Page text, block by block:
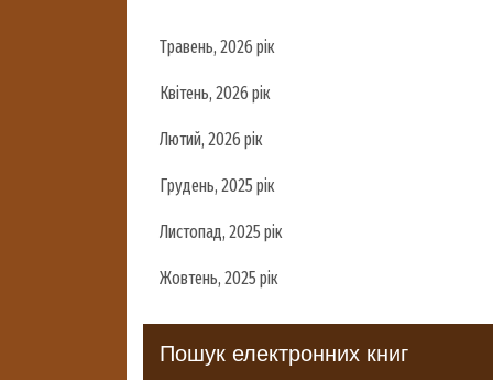
Травень, 2026 рік
Квітень, 2026 рік
Лютий, 2026 рік
Грудень, 2025 рік
Листопад, 2025 рік
Жовтень, 2025 рік
Пошук електронних книг